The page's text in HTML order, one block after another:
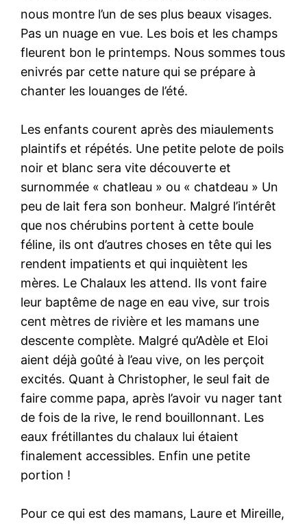
nous montre l’un de ses plus beaux visages.
Pas un nuage en vue. Les bois et les champs
fleurent bon le printemps. Nous sommes tous
enivrés par cette nature qui se prépare à
chanter les louanges de l’été.
Les enfants courent après des miaulements
plaintifs et répétés. Une petite pelote de poils
noir et blanc sera vite découverte et
surnommée « chatleau » ou « chatdeau » Un
peu de lait fera son bonheur. Malgré l’intérêt
que nos chérubins portent à cette boule
féline, ils ont d’autres choses en tête qui les
rendent impatients et qui inquiètent les
mères. Le Chalaux les attend. Ils vont faire
leur baptême de nage en eau vive, sur trois
cent mètres de rivière et les mamans une
descente complète. Malgré qu’Adèle et Eloi
aient déjà goûté à l’eau vive, on les perçoit
excités. Quant à Christopher, le seul fait de
faire comme papa, après l’avoir vu nager tant
de fois de la rive, le rend bouillonnant. Les
eaux frétillantes du chalaux lui étaient
finalement accessibles. Enfin une petite
portion !
Pour ce qui est des mamans, Laure et Mireille,